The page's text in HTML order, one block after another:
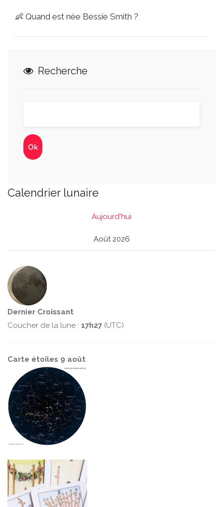
👶 Quand est née Bessie Smith ?
Recherche
Calendrier lunaire
Aujourd'hui
Août 2026
Dernier Croissant
Coucher de la lune : 17h27 (UTC)
Carte étoiles 9 août